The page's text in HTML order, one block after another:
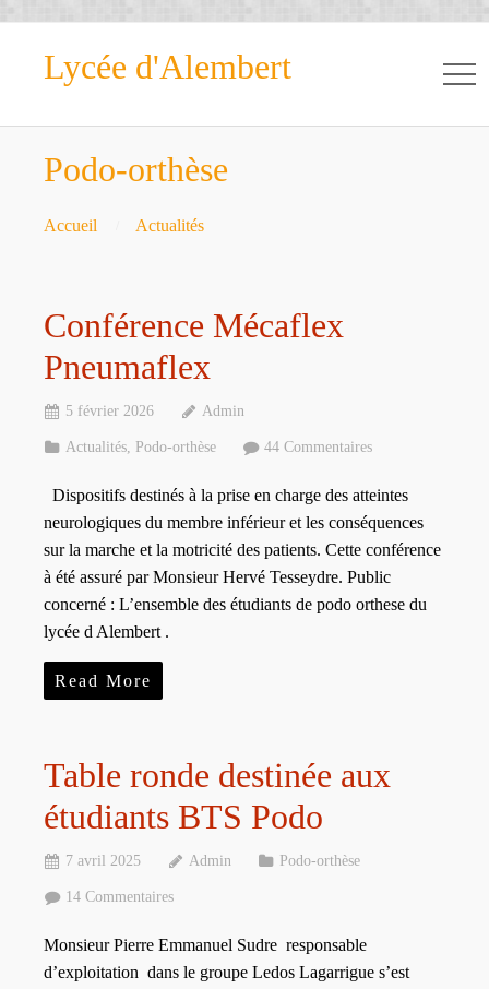
Lycée d'Alembert
Podo-orthèse
Accueil Actualités
Conférence Mécaflex
Pneumaflex
5 février 2026 Admin
Actualités Podo-orthèse 44 Commentaires
Dispositifs destinés à la prise en charge des atteintes
neurologiques du membre inférieur et les conséquences
sur la marche et la motricité des patients. Cette conférence
à été assuré par Monsieur Hervé Tesseydre. Public
concerné : L’ensemble des étudiants de podo orthese du
lycée d Alembert .
Read More
Table ronde destinée aux
étudiants BTS Podo
7 avril 2025 Admin Podo-orthèse
14 Commentaires
Monsieur Pierre Emmanuel Sudre responsable
d’exploitation dans le groupe Ledos Lagarrigue s’est